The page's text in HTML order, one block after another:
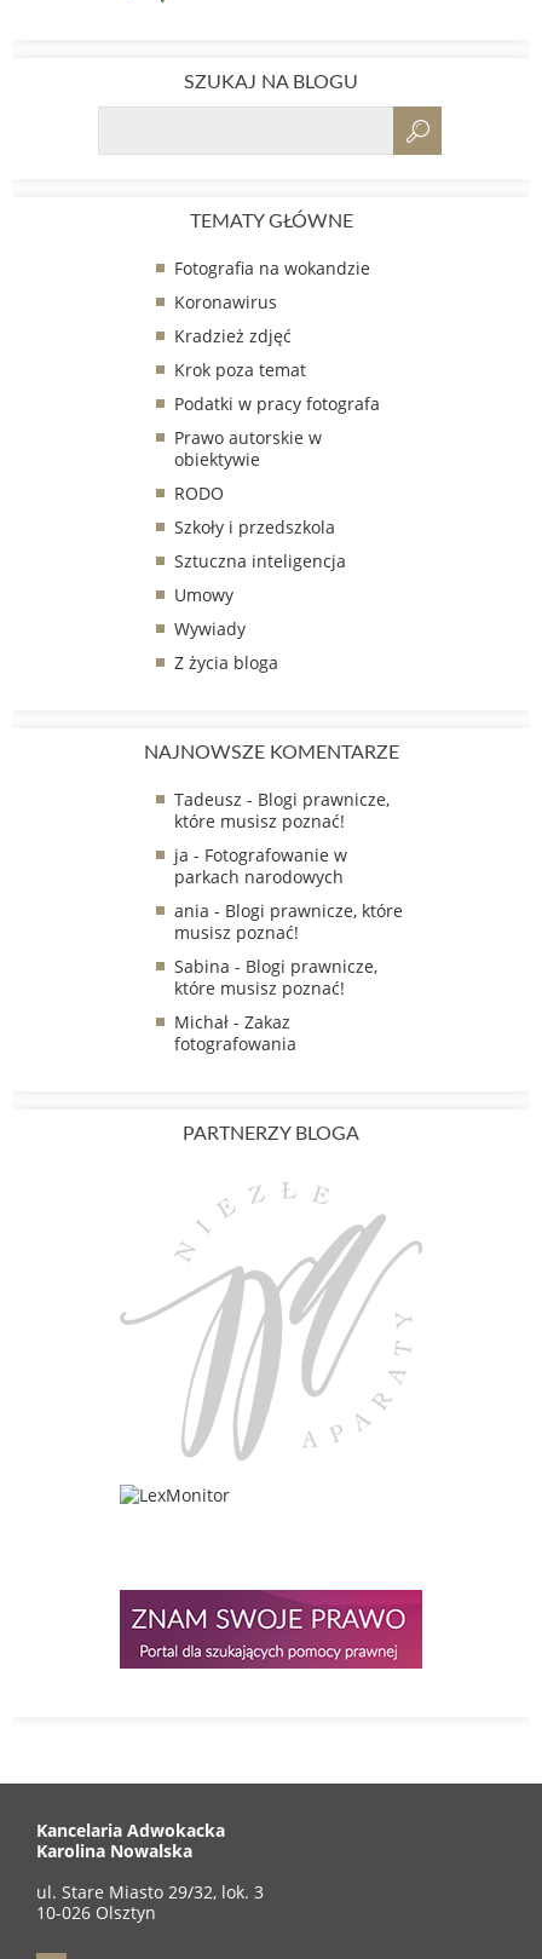
SZUKAJ NA BLOGU
TEMATY GŁÓWNE
Fotografia na wokandzie
Koronawirus
Kradzież zdjęć
Krok poza temat
Podatki w pracy fotografa
Prawo autorskie w
obiektywie
RODO
Szkoły i przedszkola
Sztuczna inteligencja
Umowy
Wywiady
Z życia bloga
NAJNOWSZE KOMENTARZE
Tadeusz - Blogi prawnicze,
które musisz poznać!
ja - Fotografowanie w
parkach narodowych
ania - Blogi prawnicze, które
musisz poznać!
Sabina - Blogi prawnicze,
które musisz poznać!
Michał - Zakaz
fotografowania
PARTNERZY BLOGA
Kancelaria Adwokacka
Karolina Nowalska
ul. Stare Miasto 29/32, lok. 3
10-026 Olsztyn